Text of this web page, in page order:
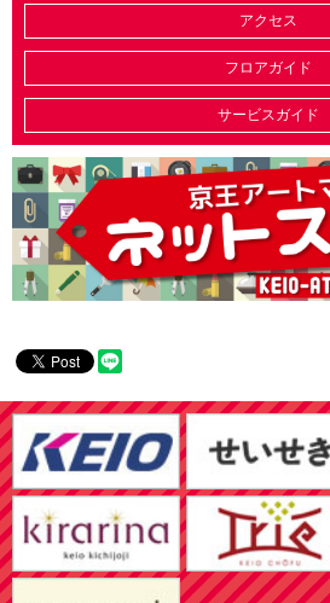
アクセス
フロアガイド
サービスガイド